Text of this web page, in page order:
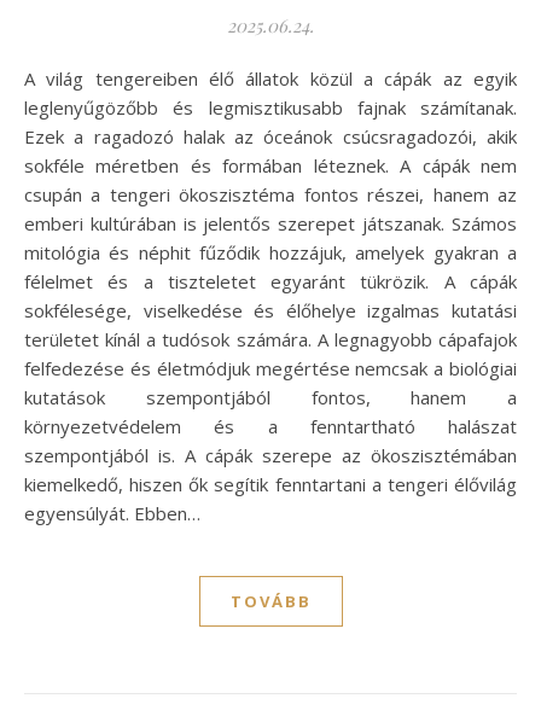
2025.06.24.
A világ tengereiben élő állatok közül a cápák az egyik
leglenyűgözőbb és legmisztikusabb fajnak számítanak.
Ezek a ragadozó halak az óceánok csúcsragadozói, akik
sokféle méretben és formában léteznek. A cápák nem
csupán a tengeri ökoszisztéma fontos részei, hanem az
emberi kultúrában is jelentős szerepet játszanak. Számos
mitológia és néphit fűződik hozzájuk, amelyek gyakran a
félelmet és a tiszteletet egyaránt tükrözik. A cápák
sokfélesége, viselkedése és élőhelye izgalmas kutatási
területet kínál a tudósok számára. A legnagyobb cápafajok
felfedezése és életmódjuk megértése nemcsak a biológiai
kutatások szempontjából fontos, hanem a
környezetvédelem és a fenntartható halászat
szempontjából is. A cápák szerepe az ökoszisztémában
kiemelkedő, hiszen ők segítik fenntartani a tengeri élővilág
egyensúlyát. Ebben…
TOVÁBB